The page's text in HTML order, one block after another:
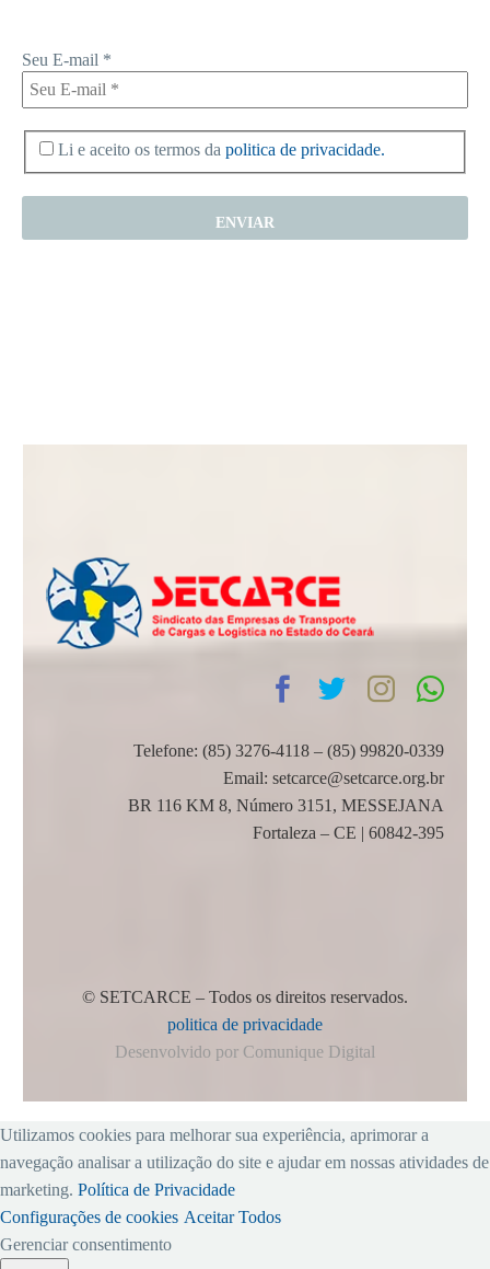
Seu E-mail *
Li e aceito os termos da politica de privacidade.
Telefone: (85) 3276-4118 – (85) 99820-0339
Email: setcarce@setcarce.org.br
BR 116 KM 8, Número 3151, MESSEJANA
Fortaleza – CE | 60842-395
© SETCARCE – Todos os direitos reservados.
politica de privacidade
Desenvolvido por Comunique Digital
Utilizamos cookies para melhorar sua experiência, aprimorar a
navegação analisar a utilização do site e ajudar em nossas atividades de
marketing. Política de Privacidade
Configurações de cookies Aceitar Todos
Gerenciar consentimento